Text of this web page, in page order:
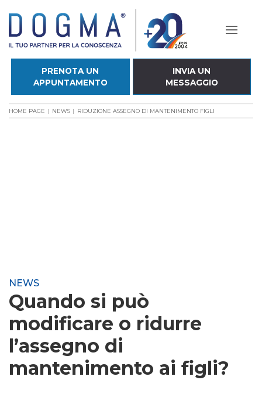
PRENOTA UN
APPUNTAMENTO
INVIA UN
MESSAGGIO
HOME PAGE NEWS RIDUZIONE ASSEGNO DI MANTENIMENTO FIGLI
NEWS
Quando si può
modificare o ridurre
l’assegno di
mantenimento ai figli?